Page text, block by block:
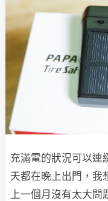
充滿電的狀況可以連
天都在晚上出門，我
上一個月沒有太大